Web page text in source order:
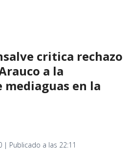
critica rechazo
a la
en la
Publicado a las 22:11